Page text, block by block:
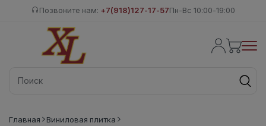
Позвоните нам: +7(918)127-17-57Пн-Вс 10:00-19:00
Главная
Виниловая плитка